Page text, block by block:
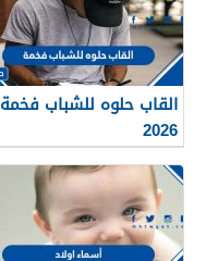
القاب حلوه للشباب فخمة
2026